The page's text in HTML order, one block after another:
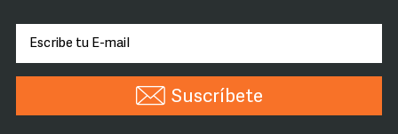
Suscríbete